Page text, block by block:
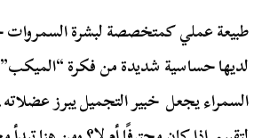
طبيعة عملي كمتخصصة لبشرة السمروات
لديها حساسية شديدة من فكرة
السمراء يجعل خبير التجميل يبرز